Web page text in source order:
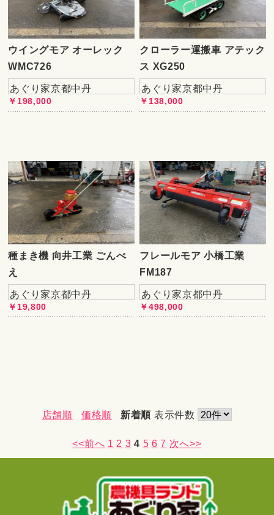
ウイングモア オーレック
WMC726
あぐり家京都中丹
￥198,000
クローラー運搬車 アテック
ス XG250
あぐり家京都中丹
￥138,000
種まき機 向井工業 ごんべ
え
あぐり家京都中丹
￥19,800
フレールモア 小橋工業
FM187
あぐり家京都中丹
￥498,000
店舗順 価格順 新着順 表示件数
<<前へ 1 2 3 4 5 6 7 次へ>>